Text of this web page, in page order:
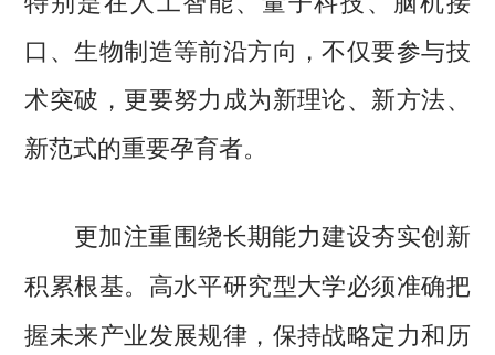
口、生物制造等前沿方向，不仅要参与技
术突破，更要努力成为新理论、新方法、
新范式的重要孕育者。
更加注重围绕长期能力建设夯实创新
积累根基。 高水平研究型大学必须准确把
握未来产业发展规律，保持战略定力和历